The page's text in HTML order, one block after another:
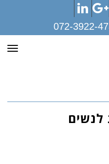
Google+
LinkedIn
072-3922-
לנשים